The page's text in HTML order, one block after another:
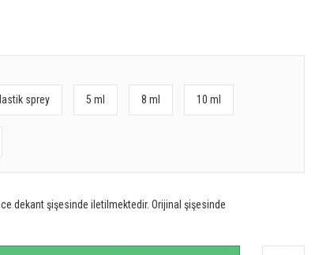
sprey 5 ml 8 ml 10 ml
dekant şişesinde iletilmektedir. Orijinal şişesinde